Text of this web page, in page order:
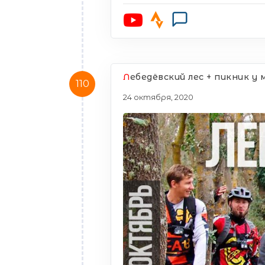
110
Лебедёвский лес + пикник у
24 октября, 2020